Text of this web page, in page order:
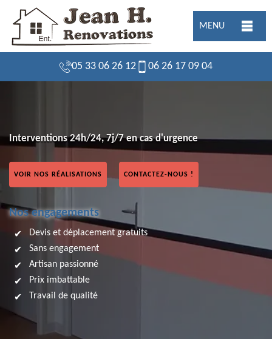
MENU
05 33 06 26 12 06 26 17 09 04
Interventions 24h/24, 7j/7 en cas d'urgence
VOIR NOS RÉALISATIONS CONTACTEZ-NOUS !
Nos engagements
Devis et déplacement gratuits
Sans engagement
Artisan passionné
Prix imbattable
Travail de qualité